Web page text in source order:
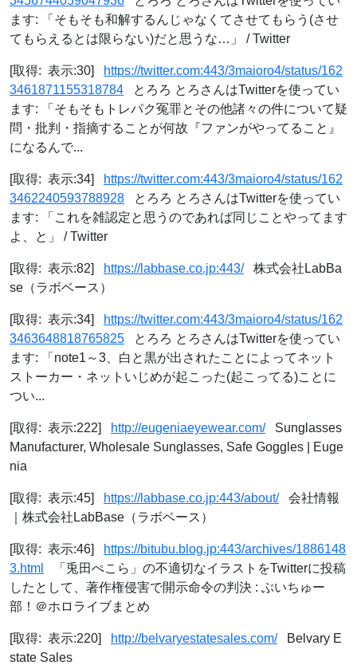
ます: 「そもそも和解するんじゃなくてさせてもらう(させ
てもらえるとは限らない)だと思うな…」 / Twitter
[取得: 表示:30]
https://twitter.com:443/3maioro4/status/162
3461871155318784 とろろ とろさんはTwitterを使ってい
ます: 「そもそもトレパク冤罪とその他諸々の件について疑
問・批判・指摘することが何故『ファンがやってること』
になるんで...
[取得: 表示:34]
https://twitter.com:443/3maioro4/status/162
3462240593788928 とろろ とろさんはTwitterを使ってい
ます: 「これを雑認定と思うのであれば同じことやってます
よ、と」 / Twitter
[取得: 表示:82] https://labbase.co.jp:443/株式会社LabBa
se（ラボベース）
[取得: 表示:34]
https://twitter.com:443/3maioro4/status/162
3463648818765825 とろろ とろさんはTwitterを使ってい
ます: 「note1～3、白と黒が出されたことによってネット
ストーカー・ネットいじめが起こった(起こってる)ことに
つい...
[取得: 表示:222] http://eugeniaeyewear.com/Sunglasses
Manufacturer, Wholesale Sunglasses, Safe Goggles | Euge
nia
[取得: 表示:45] https://labbase.co.jp:443/about/会社情報
｜株式会社LabBase（ラボベース）
[取得: 表示:46]
https://bitubu.blog.jp:443/archives/1886148
3.html
「兎田ぺこら」の不適切なイラストをTwitterに投稿
したとして、著作権侵害で開示命令の判決 : ぶいちゅー
部！＠ホロライブまとめ
[取得: 表示:220] http://belvaryestatesales.com/Belvary E
state Sales